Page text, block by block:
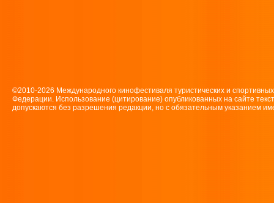
©2010-2026 Международного кинофестиваля туристических и
Федерации. Использование (цитирование) опубликованных на сайте
допускаются без разрешения редакции, но с обязательным указанием